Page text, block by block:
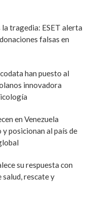
tragedia: ESET alerta
falsas en
han puesto al
innovadora
en Venezuela
posicionan al país de
su respuesta con
rescate y